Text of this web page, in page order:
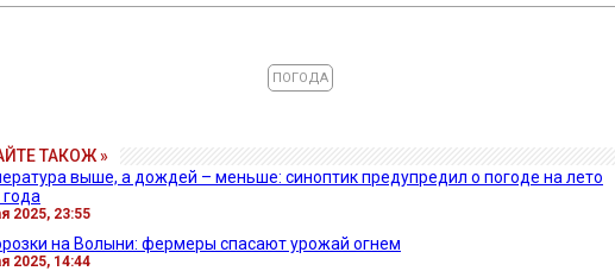
ПОГОДА
ТАКОЖ »
выше, а дождей – меньше: синоптик предупредил о погоде на лето
2025, 23:55
на Волыни: фермеры спасают урожай огнем
2025, 14:44